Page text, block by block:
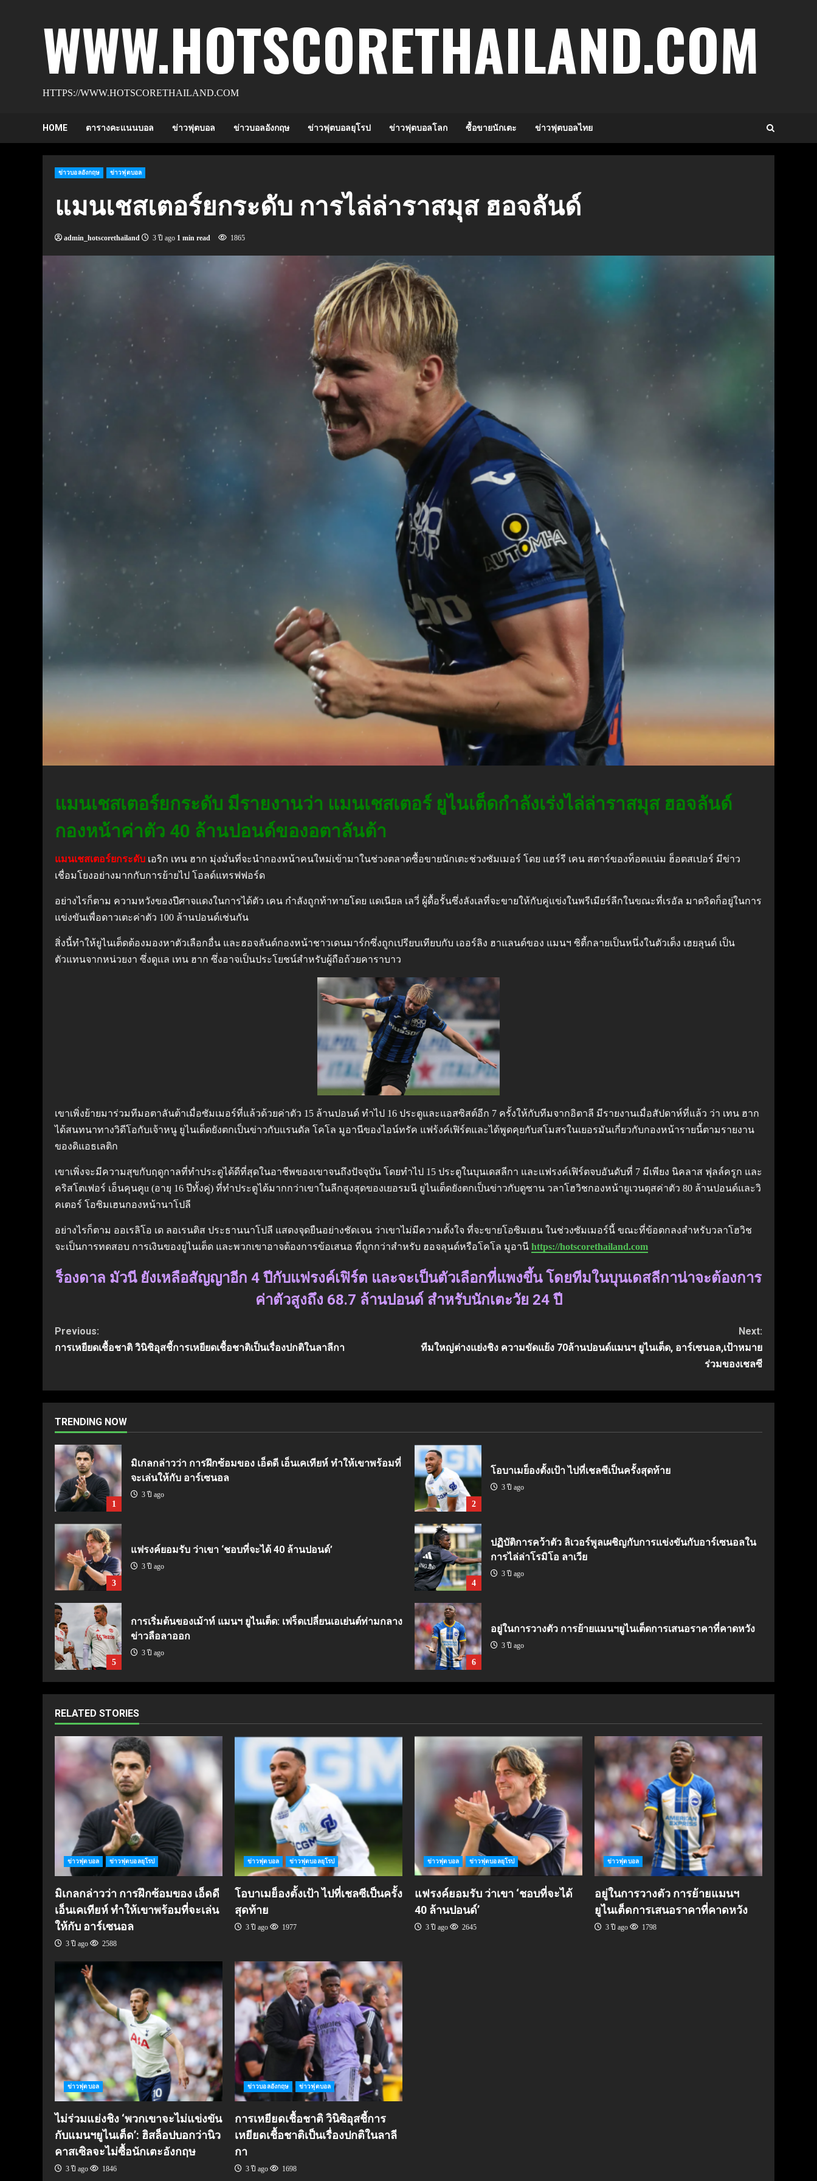
WWW.HOTSCORETHAILAND.COM
HTTPS://WWW.HOTSCORETHAILAND.COM
HOME ตารางคะแนนบอล ข่าวฟุตบอล ข่าวบอลอังกฤษ ข่าวฟุตบอลยุโรป ข่าวฟุตบอลโลก ซื้อขายนักเตะ ข่าวฟุตบอลไทย
ข่าวบอลอังกฤษ ข่าวฟุตบอล
แมนเชสเตอร์ยกระดับ การไล่ล่าราสมุส ฮอจลันด์
admin_hotscorethailand 3 ปี ago 1 min read 1865
แมนเชสเตอร์ยกระดับ มีรายงานว่า แมนเชสเตอร์ ยูไนเต็ดกำลังเร่งไล่ล่าราสมุส ฮอจลันด์
กองหน้าค่าตัว 40 ล้านปอนด์ของอตาลันต้า
แมนเชสเตอร์ยกระดับ เอริก เทน ฮาก มุ่งมั่นที่จะนำกองหน้าคนใหม่เข้ามาในช่วงตลาดซื้อขายนักเตะช่วงซัมเมอร์ โดย แฮร์รี เคน สตาร์ของท็อตแน่ม ฮ็อตสเปอร์ มีข่าว
เชื่อมโยงอย่างมากกับการย้ายไป โอลด์แทรฟฟอร์ด
อย่างไรก็ตาม ความหวังของปีศาจแดงในการได้ตัว เคน กำลังถูกท้าทายโดย แดเนียล เลวี่ ผู้ดื้อรั้นซึ่งลังเลที่จะขายให้กับคู่แข่งในพรีเมียร์ลีกในขณะที่เรอัล มาดริดก็อยู่ในการ
แข่งขันเพื่อดาวเตะค่าตัว 100 ล้านปอนด์เช่นกัน
สิ่งนี้ทำให้ยูไนเต็ดต้องมองหาตัวเลือกอื่น และฮอจลันด์กองหน้าชาวเดนมาร์กซึ่งถูกเปรียบเทียบกับ เออร์ลิง ฮาแลนด์ของ แมนฯ ซิตี้กลายเป็นหนึ่งในตัวเต็ง เฮยลุนด์ เป็น
ตัวแทนจากหน่วยงา ซึ่งดูแล เทน ฮาก ซึ่งอาจเป็นประโยชน์สำหรับผู้ถือถ้วยคาราบาว
เขาเพิ่งย้ายมาร่วมทีมอตาลันต้าเมื่อซัมเมอร์ที่แล้วด้วยค่าตัว 15 ล้านปอนด์ ทำไป 16 ประตูและแอสซิสต์อีก 7 ครั้งให้กับทีมจากอิตาลี มีรายงานเมื่อสัปดาห์ที่แล้ว ว่า เทน ฮาก
ได้สนทนาทางวิดีโอกับเจ้าหนู ยูไนเต็ดยังตกเป็นข่าวกับแรนดัล โคโล มูอานีของไอน์ทรัค แฟร้งค์เฟิร์ตและได้พูดคุยกับสโมสรในเยอรมันเกี่ยวกับกองหน้ารายนี้ตามรายงาน
ของดิแอธเลติก
เขาเพิ่งจะมีความสุขกับฤดูกาลที่ทำประตูได้ดีที่สุดในอาชีพของเขาจนถึงปัจจุบัน โดยทำไป 15 ประตูในบุนเดสลีกา และแฟรงค์เฟิร์ตจบอันดับที่ 7 มีเพียง นิคลาส ฟุลล์ครูก และ
คริสโตเฟอร์ เอ็นคุนคูu (อายุ 16 ปีทั้งคู่) ที่ทำประตูได้มากกว่าเขาในลีกสูงสุดของเยอรมนี ยูไนเต็ดยังตกเป็นข่าวกับดูซาน วลาโฮวิชกองหน้ายูเวนตุสค่าตัว 80 ล้านปอนด์และวิ
คเตอร์ โอซิมเฮนกองหน้านาโปลี
อย่างไรก็ตาม ออเรลิโอ เด ลอเรนติส ประธานนาโปลี แสดงจุดยืนอย่างชัดเจน ว่าเขาไม่มีความตั้งใจ ที่จะขายโอซิมเฮน ในช่วงซัมเมอร์นี้ ขณะที่ข้อตกลงสำหรับวลาโฮวิช
จะเป็นการทดสอบ การเงินของยูไนเต็ด และพวกเขาอาจต้องการข้อเสนอ ที่ถูกกว่าสำหรับ ฮอจลุนด์หรือโคโล มูอานี https://hotscorethailand.com
ร็องดาล มัวนี ยังเหลือสัญญาอีก 4 ปีกับแฟรงค์เฟิร์ต และจะเป็นตัวเลือกที่แพงขึ้น โดยทีมในบุนเดสลีกาน่าจะต้องการ
ค่าตัวสูงถึง 68.7 ล้านปอนด์ สำหรับนักเตะวัย 24 ปี
Continue
Previous:
การเหยียดเชื้อชาติ วินิซิอุสชี้การเหยียดเชื้อชาติเป็นเรื่องปกติในลาลีกา
Next:
ทีมใหญ่ต่างแย่งชิง ความขัดแย้ง 70ล้านปอนด์แมนฯ ยูไนเต็ด, อาร์เซนอล,เป้าหมาย
ร่วมของเชลซี
TRENDING NOW
1
มิเกลกล่าวว่า การฝึกซ้อมของ เอ็ดดี เอ็นเคเทียห์ ทำให้เขาพร้อมที่
จะเล่นให้กับ อาร์เซนอล
3 ปี ago
2
โอบาเมย็องตั้งเป้า ไปที่เชลซีเป็นครั้งสุดท้าย
3 ปี ago
3
แฟรงค์ยอมรับ ว่าเขา ‘ชอบที่จะได้ 40 ล้านปอนด์’
3 ปี ago
4
ปฏิบัติการคว้าตัว ลิเวอร์พูลเผชิญกับการแข่งขันกับอาร์เซนอลใน
การไล่ล่าโรมิโอ ลาเวีย
3 ปี ago
5
การเริ่มต้นของเม้าท์ แมนฯ ยูไนเต็ด: เฟร็ดเปลี่ยนเอเย่นต์ท่ามกลาง
ข่าวลือลาออก
3 ปี ago
6
อยู่ในการวางตัว การย้ายแมนฯยูไนเต็ดการเสนอราคาที่คาดหวัง
3 ปี ago
RELATED STORIES
ข่าวฟุตบอล ข่าวฟุตบอลยุโรป
มิเกลกล่าวว่า การฝึกซ้อมของ เอ็ดดี
เอ็นเคเทียห์ ทำให้เขาพร้อมที่จะเล่น
ให้กับ อาร์เซนอล
3 ปี ago 2588
ข่าวฟุตบอล ข่าวฟุตบอลยุโรป
โอบาเมย็องตั้งเป้า ไปที่เชลซีเป็นครั้ง
สุดท้าย
3 ปี ago 1977
ข่าวฟุตบอล ข่าวฟุตบอลยุโรป
แฟรงค์ยอมรับ ว่าเขา ‘ชอบที่จะได้
40 ล้านปอนด์’
3 ปี ago 2645
ข่าวฟุตบอล
อยู่ในการวางตัว การย้ายแมนฯ
ยูไนเต็ดการเสนอราคาที่คาดหวัง
3 ปี ago 1798
ข่าวฟุตบอล
ไม่ร่วมแย่งชิง ‘พวกเขาจะไม่แข่งขัน
กับแมนฯยูไนเต็ด’: ฮิสล็อปบอกว่านิว
คาสเซิลจะไม่ซื้อนักเตะอังกฤษ
3 ปี ago 1846
ข่าวบอลอังกฤษ ข่าวฟุตบอล
การเหยียดเชื้อชาติ วินิซิอุสชี้การ
เหยียดเชื้อชาติเป็นเรื่องปกติในลาลี
กา
3 ปี ago 1698